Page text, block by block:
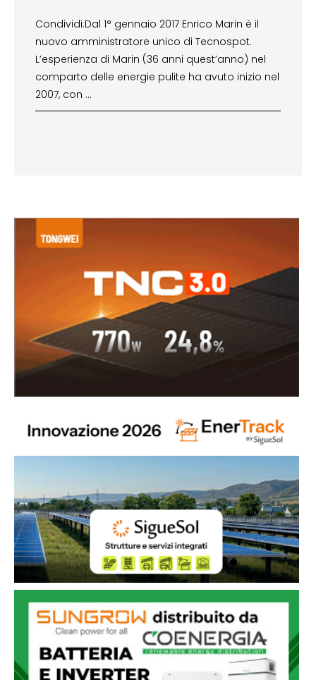
Condividi:Dal 1° gennaio 2017 Enrico Marin è il
nuovo amministratore unico di Tecnospot.
L’esperienza di Marin (36 anni quest’anno) nel
comparto delle energie pulite ha avuto inizio nel
2007, con …